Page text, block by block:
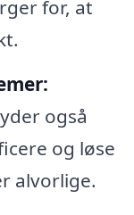
for, at
også
og løse
alvorlige.